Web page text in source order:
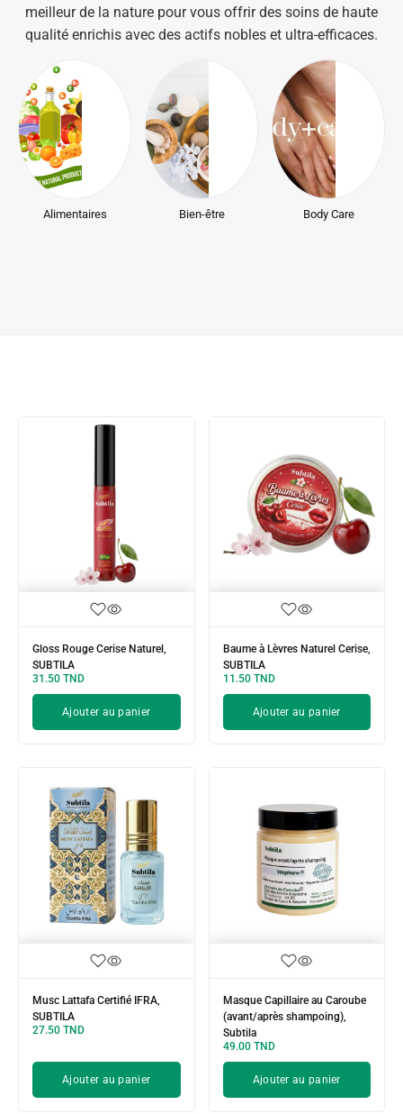
meilleur de la nature pour vous offrir des soins de haute
qualité enrichis avec des actifs nobles et ultra-efficaces.
Alimentaires Bien-être Body Care
Gloss Rouge Cerise Naturel,
SUBTILA
31.50 TND
Ajouter au panier
Baume à Lèvres Naturel Cerise,
SUBTILA
11.50 TND
Ajouter au panier
Musc Lattafa Certifié IFRA,
SUBTILA
27.50 TND
Ajouter au panier
Masque Capillaire au Caroube
(avant/après shampoing),
Subtila
49.00 TND
Ajouter au panier